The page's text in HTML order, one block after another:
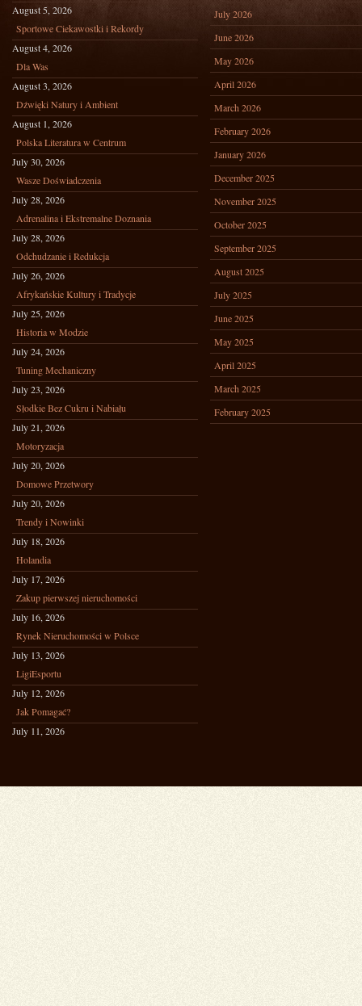
August 5, 2026
Sportowe Ciekawostki i Rekordy
August 4, 2026
Dla Was
August 3, 2026
Dźwięki Natury i Ambient
August 1, 2026
Polska Literatura w Centrum
July 30, 2026
Wasze Doświadczenia
July 28, 2026
Adrenalina i Ekstremalne Doznania
July 28, 2026
Odchudzanie i Redukcja
July 26, 2026
Afrykańskie Kultury i Tradycje
July 25, 2026
Historia w Modzie
July 24, 2026
Tuning Mechaniczny
July 23, 2026
Słodkie Bez Cukru i Nabiału
July 21, 2026
Motoryzacja
July 20, 2026
Domowe Przetwory
July 20, 2026
Trendy i Nowinki
July 18, 2026
Holandia
July 17, 2026
Zakup pierwszej nieruchomości
July 16, 2026
Rynek Nieruchomości w Polsce
July 13, 2026
LigiEsportu
July 12, 2026
Jak Pomagać?
July 11, 2026
July 2026
June 2026
May 2026
April 2026
March 2026
February 2026
January 2026
December 2025
November 2025
October 2025
September 2025
August 2025
July 2025
June 2025
May 2025
April 2025
March 2025
February 2025